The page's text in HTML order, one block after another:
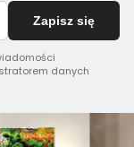
Zapisz się
danych